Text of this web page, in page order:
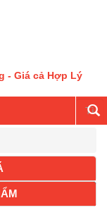
- Giá cả Hợp Lý